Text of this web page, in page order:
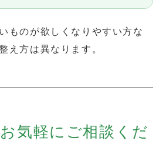
ものが欲しくなりやすい方な
え方は異なります。
気軽にご相談くだ